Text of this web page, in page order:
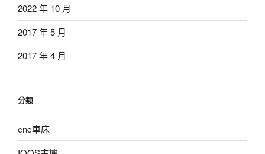
2022 年 10 月
2017 年 5 月
2017 年 4 月
分類
cnc車床